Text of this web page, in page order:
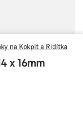
na Kokpit a Ridítka
x 16mm